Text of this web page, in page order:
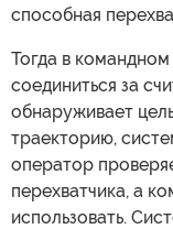
способная
Тогда в
соединиться за
обнаруживает
траекторию,
оператор
перехватчика, а
использовать.